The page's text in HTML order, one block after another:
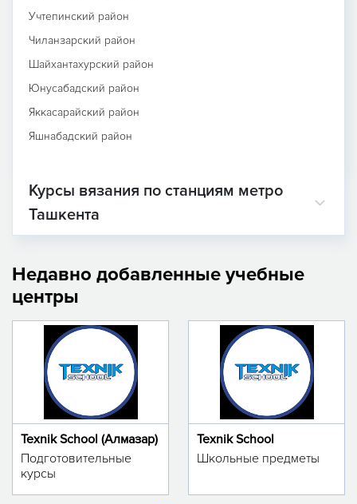
Учтепинский район
Чиланзарский район
Шайхантахурский район
Юнусабадский район
Яккасарайский район
Яшнабадский район
Курсы вязания по станциям метро
Ташкента
Недавно добавленные учебные
центры
Texnik School (Алмазар)
Подготовительные
курсы
Texnik School
Школьные предметы